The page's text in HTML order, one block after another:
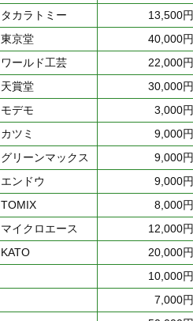
タカラトミー
13,500円
東京堂
40,000円
ワールド工芸
22,000円
天賞堂
30,000円
モデモ
3,000円
カツミ
9,000円
グリーンマックス
9,000円
エンドウ
9,000円
TOMIX
8,000円
マイクロエース
12,000円
KATO
20,000円
10,000円
7,000円